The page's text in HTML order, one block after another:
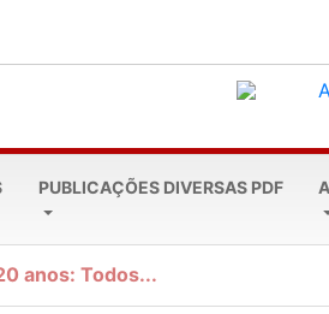
PUBLICAÇÕES DIVERSAS PDF
anos: Todos...